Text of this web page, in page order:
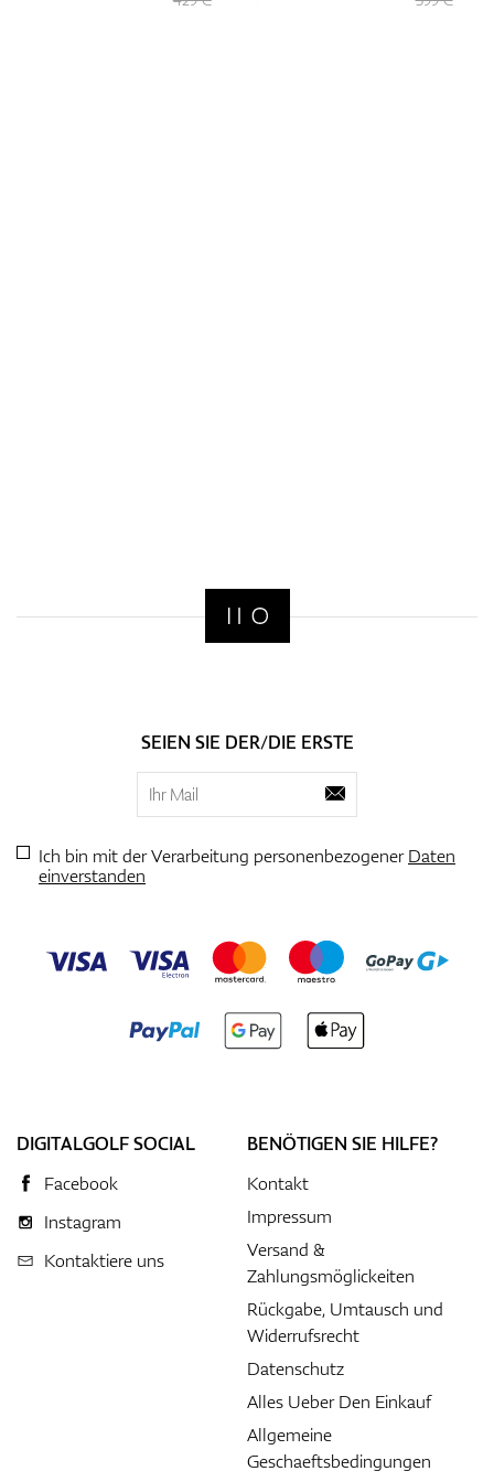
SEIEN SIE DER/DIE ERSTE
Ich bin mit der Verarbeitung personenbezogenerDaten
einverstanden
DIGITALGOLF SOCIAL
Facebook
Instagram
Kontaktiere uns
BENÖTIGEN SIE HILFE?
Kontakt
Impressum
Versand &
Zahlungsmöglickeiten
Rückgabe, Umtausch und
Widerrufsrecht
Datenschutz
Alles Ueber Den Einkauf
Allgemeine
Geschaeftsbedingungen